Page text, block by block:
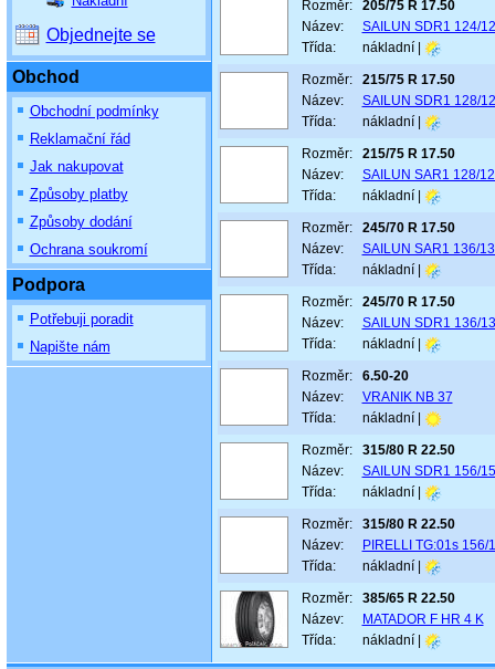
Objednejte se
Obchod
Obchodní podmínky
Reklamační řád
Jak nakupovat
Způsoby platby
Způsoby dodání
Ochrana soukromí
Podpora
Potřebuji poradit
Napište nám
Rozměr:
205/75 R 17.50
Název:
SAILUN SDR1 124/
Třída:
nákladní |
Rozměr:
215/75 R 17.50
Název:
SAILUN SDR1 128/
Třída:
nákladní |
Rozměr:
215/75 R 17.50
Název:
SAILUN SAR1 128/
Třída:
nákladní |
Rozměr:
245/70 R 17.50
Název:
SAILUN SAR1 136/
Třída:
nákladní |
Rozměr:
245/70 R 17.50
Název:
SAILUN SDR1 136/
Třída:
nákladní |
Rozměr:
6.50-20
Název:
VRANIK NB 37
Třída:
nákladní |
Rozměr:
315/80 R 22.50
Název:
SAILUN SDR1 156/
Třída:
nákladní |
Rozměr:
315/80 R 22.50
Název:
PIRELLI TG:01s 156/
Třída:
nákladní |
Rozměr:
385/65 R 22.50
Název:
MATADOR F HR 4 K
Třída:
nákladní |